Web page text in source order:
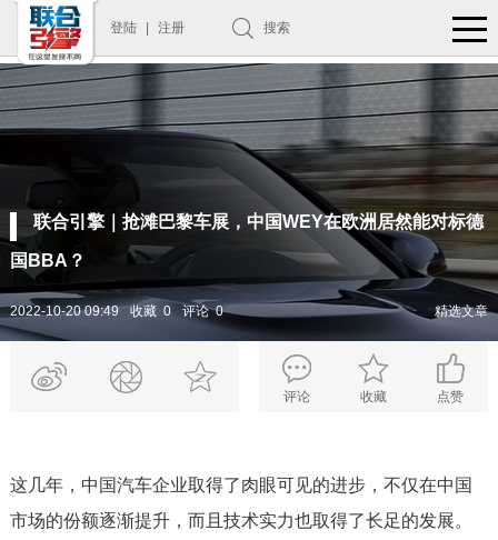
登陆 注册 搜索
联合引擎｜抢滩巴黎车展，中国WEY在欧洲居然能对标德
国BBA？
2022-10-20 09:49 收藏 0 评论 0 精选文章
评论 收藏 点赞
这几年，中国汽车企业取得了肉眼可见的进步，不仅在中国
市场的份额逐渐提升，而且技术实力也取得了长足的发展。